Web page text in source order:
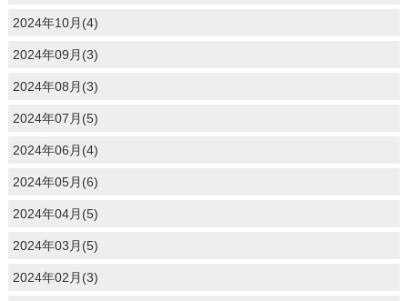
2024年10月(4)
2024年09月(3)
2024年08月(3)
2024年07月(5)
2024年06月(4)
2024年05月(6)
2024年04月(5)
2024年03月(5)
2024年02月(3)